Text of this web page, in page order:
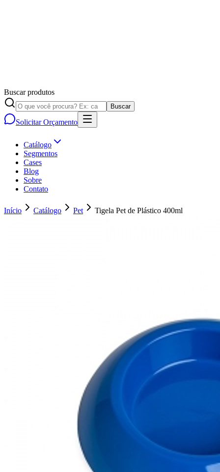
Buscar produtos
Buscar
Solicitar Orçamento
Catálogo
Segmentos
Cases
Blog
Sobre
Contato
Início Catálogo Pet Tigela Pet de Plástico 400ml